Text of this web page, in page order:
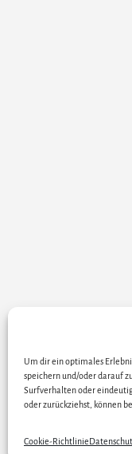
Um dir ein optimales
speichern und/oder darauf
Surfverhalten oder
oder zurückziehst, können
Cookie-Richtlinie